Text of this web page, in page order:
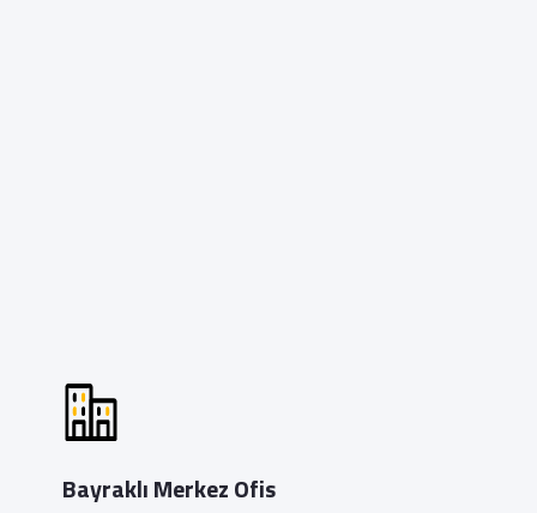
Bayraklı Merkez Ofis